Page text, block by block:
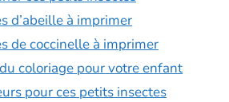
d’abeille à imprimer
de coccinelle à imprimer
coloriage pour votre enfant
pour ces petits insectes